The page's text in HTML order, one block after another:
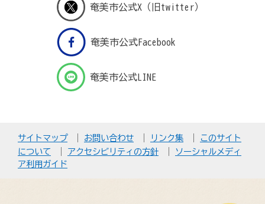
奄美市公式X（旧twitter）
奄美市公式Facebook
奄美市公式LINE
サイトマップ お問い合わせ リンク集
このサイト
について
アクセシビリティの方針
ソーシャルメディ
ア利用ガイド